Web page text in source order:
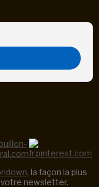
, la façon la plus
newsletter.